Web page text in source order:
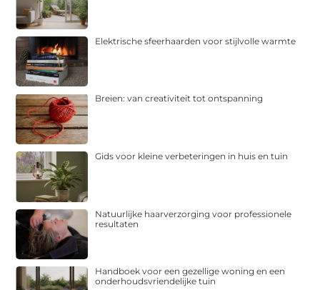
Elektrische sfeerhaarden voor stijlvolle warmte
Breien: van creativiteit tot ontspanning
Gids voor kleine verbeteringen in huis en tuin
Natuurlijke haarverzorging voor professionele
resultaten
Handboek voor een gezellige woning en een
onderhoudsvriendelijke tuin